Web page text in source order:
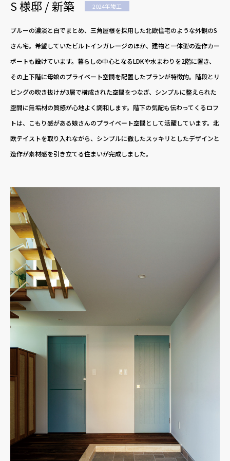
S 様邸 / 新築 2024年竣工
ブルーの濃淡と白でまとめ、三角屋根を採用した北欧住宅のような外観のS
さん宅。希望していたビルトインガレージのほか、建物と一体型の造作カー
ポートも設けています。暮らしの中心となるLDKや水まわりを2階に置き、
その上下階に母娘のプライベート空間を配置したプランが特徴的。階段とリ
ビングの吹き抜けが3層で構成された空間をつなぎ、シンプルに整えられた
空間に無垢材の質感が心地よく調和します。階下の気配も伝わってくるロフ
トは、こもり感がある娘さんのプライベート空間として活躍しています。北
欧テイストを取り入れながら、シンプルに徹したスッキリとしたデザインと
造作が素材感を引き立てる住まいが完成しました。